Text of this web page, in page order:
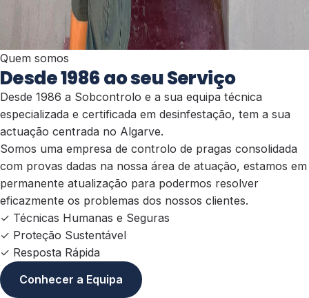
Quem somos
Desde 1986 ao seu Serviço
Desde 1986 a Sobcontrolo e a sua equipa técnica
especializada e certificada em desinfestação, tem a sua
actuação centrada no Algarve.
Somos uma empresa de controlo de pragas consolidada
com provas dadas na nossa área de atuação, estamos em
permanente atualização para podermos resolver
eficazmente os problemas dos nossos clientes.
✓ Técnicas Humanas e Seguras
✓ Proteção Sustentável
✓ Resposta Rápida
Conhecer a Equipa